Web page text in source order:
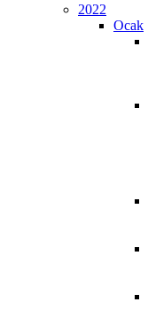
2022
Ocak